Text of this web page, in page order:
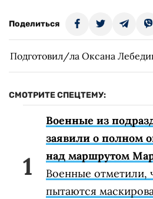
Поделиться
Подготовил/ла Оксана
СМОТРИТЕ СПЕЦТЕМУ:
Военные из
заявили о полном
над маршрутом
Военные отметили,
пытаются